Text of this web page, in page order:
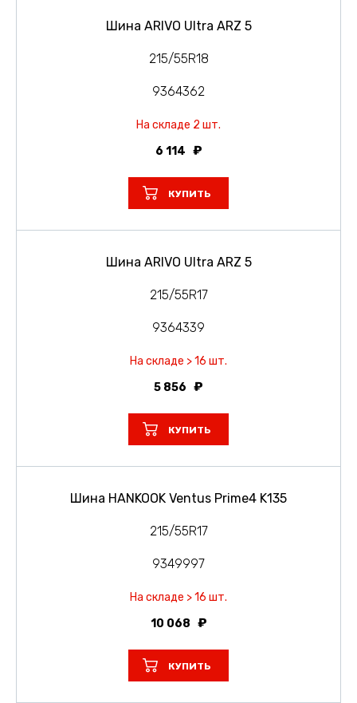
Шина ARIVO Ultra ARZ 5
215/55R18
9364362
На складе 2 шт.
6 114
КУПИТЬ
Шина ARIVO Ultra ARZ 5
215/55R17
9364339
На складе > 16 шт.
5 856
КУПИТЬ
Шина HANKOOK Ventus Prime4 K135
215/55R17
9349997
На складе > 16 шт.
10 068
КУПИТЬ